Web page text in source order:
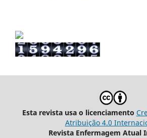
Esta revista usa o licenciamento
Atribuição 4.0
Revista Enfermagem Atual